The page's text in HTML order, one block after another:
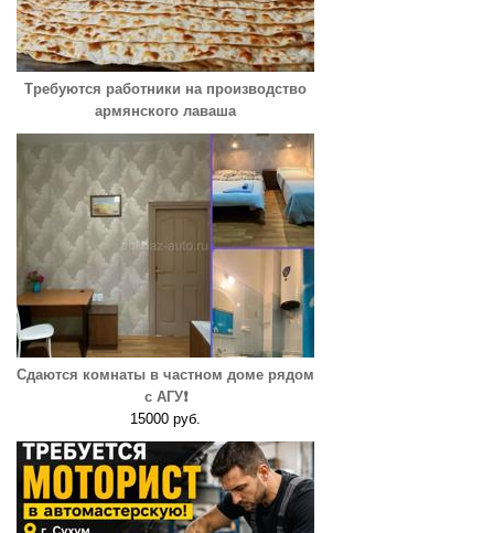
Требуются работники на производство
армянского лаваша
Сдаются комнаты в частном доме рядом
с АГУ❗️
15000 руб.